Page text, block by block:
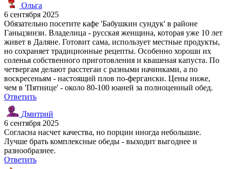
Ольга
6 сентября 2025
Обязательно посетите кафе 'Бабушкин сундук' в районе
Ганьцзинзи. Владелица - русская женщина, которая уже 10 лет
живет в Даляне. Готовит сама, использует местные продукты,
но сохраняет традиционные рецепты. Особенно хороши их
соленья собственного приготовления и квашеная капуста. По
четвергам делают расстегаи с разными начинками, а по
воскресеньям - настоящий плов по-фергански. Цены ниже,
чем в 'Пятнице' - около 80-100 юаней за полноценный обед.
Ответить
Дмитрий
6 сентября 2025
Согласна насчет качества, но порции иногда небольшие.
Лучше брать комплексные обеды - выходит выгоднее и
разнообразнее.
Ответить